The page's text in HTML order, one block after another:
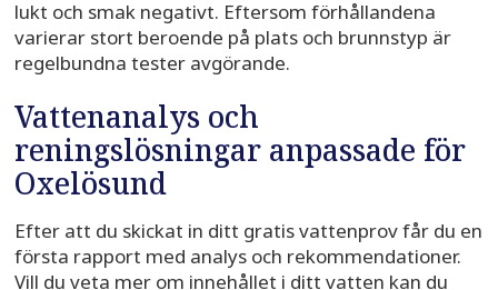
lukt och smak negativt. Eftersom förhållandena
varierar stort beroende på plats och brunnstyp är
regelbundna tester avgörande.
Vattenanalys och
reningslösningar anpassade för
Oxelösund
Efter att du skickat in ditt gratis vattenprov får du en
första rapport med analys och rekommendationer.
Vill du veta mer om innehållet i ditt vatten kan du